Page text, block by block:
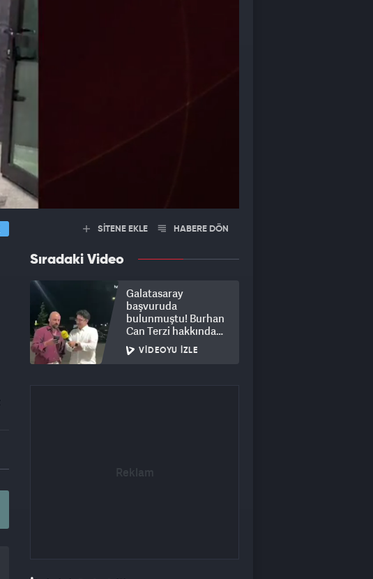
SİTENE EKLE HABERE DÖN
Sıradaki Video
Galatasaray
başvuruda
bulunmuştu! Burhan
Can Terzi hakkında
soruşturma başlatıldı
VIDEOYU İZLE